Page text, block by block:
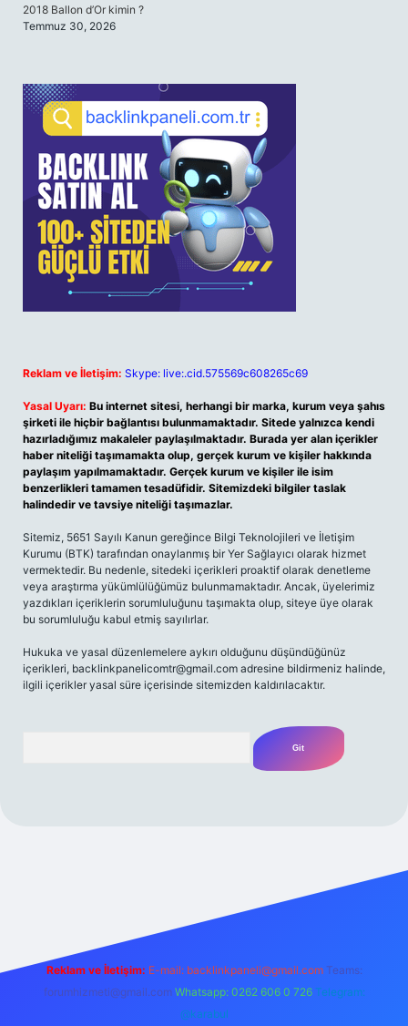
2018 Ballon d’Or kimin ?
Temmuz 30, 2026
Reklam ve İletişim: Skype: live:.cid.575569c608265c69
Yasal Uyarı: Bu internet sitesi, herhangi bir marka, kurum veya şahıs
şirketi ile hiçbir bağlantısı bulunmamaktadır. Sitede yalnızca kendi
hazırladığımız makaleler paylaşılmaktadır. Burada yer alan içerikler
haber niteliği taşımamakta olup, gerçek kurum ve kişiler hakkında
paylaşım yapılmamaktadır. Gerçek kurum ve kişiler ile isim
benzerlikleri tamamen tesadüfidir. Sitemizdeki bilgiler taslak
halindedir ve tavsiye niteliği taşımazlar.
Sitemiz, 5651 Sayılı Kanun gereğince Bilgi Teknolojileri ve İletişim
Kurumu (BTK) tarafından onaylanmış bir Yer Sağlayıcı olarak hizmet
vermektedir. Bu nedenle, sitedeki içerikleri proaktif olarak denetleme
veya araştırma yükümlülüğümüz bulunmamaktadır. Ancak, üyelerimiz
yazdıkları içeriklerin sorumluluğunu taşımakta olup, siteye üye olarak
bu sorumluluğu kabul etmiş sayılırlar.
Hukuka ve yasal düzenlemelere aykırı olduğunu düşündüğünüz
içerikleri, backlinkpanelicomtr@gmail.com adresine bildirmeniz halinde,
ilgili içerikler yasal süre içerisinde sitemizden kaldırılacaktır.
Reklam ve İletişim: E-mail: backlinkpaneli@gmail.com Teams:
forumhizmeti@gmail.com Whatsapp: 0262 606 0 726 Telegram:
@karabul